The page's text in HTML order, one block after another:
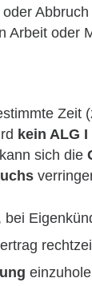
Arbeit oder
Zeit
kein ALG
sich die
bei